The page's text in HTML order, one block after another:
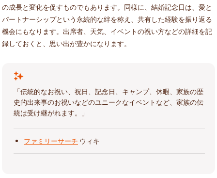
の成長と変化を促すものでもあります。同様に、結婚記念日は、愛と
パートナーシップという永続的な絆を称え、共有した経験を振り返る
機会にもなります。出席者、天気、イベントの祝い方などの詳細を記
録しておくと、思い出が豊かになります。
「伝統的なお祝い、祝日、記念日、キャンプ、休暇、家族の歴
史的出来事のお祝いなどのユニークなイベントなど、家族の伝
統は受け継がれます。」
ファミリーサーチ ウィキ